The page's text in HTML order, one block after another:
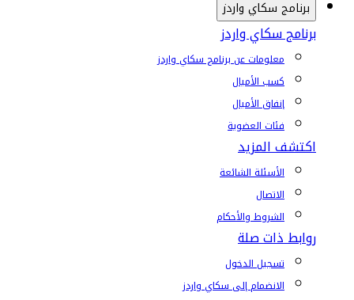
برنامج سكاي واردز
برنامج سكاي واردز
معلومات عن برنامج سكاي واردز
كسب الأميال
إنفاق الأميال
فئات العضوية
اكتشف المزيد
الأسئلة الشائعة
الاتصال
الشروط والأحكام
روابط ذات صلة
تسجيل الدخول
الانضمام إلى سكاي واردز